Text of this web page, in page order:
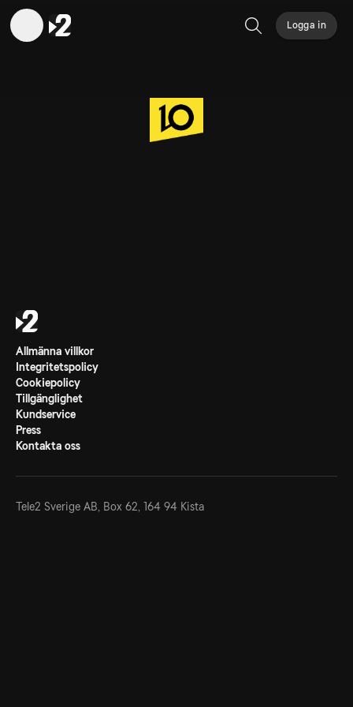
Sök
Logga in
Allmänna villkor
Integritetspolicy
Cookiepolicy
Tillgänglighet
Kundservice
Press
Kontakta oss
Tele2 Sverige AB, Box 62, 164 94 Kista